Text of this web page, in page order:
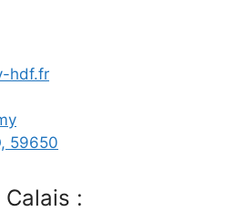
hdf.fr
, 59650
: